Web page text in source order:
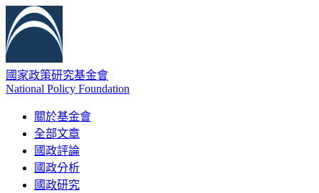
國家政策研究基金會
National Policy Foundation
關於基金會
全部文章
國政評論
國政分析
國政研究